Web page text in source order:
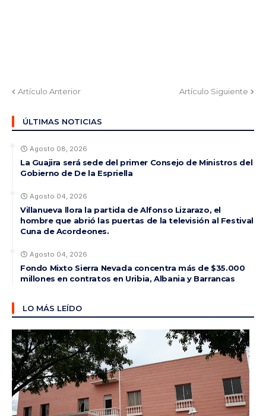
Artículo Anterior Artículo Siguiente
ÚLTIMAS NOTICIAS
Agosto 08, 2026
La Guajira será sede del primer Consejo de Ministros del
Gobierno de De la Espriella
Agosto 04, 2026
Villanueva llora la partida de Alfonso Lizarazo, el
hombre que abrió las puertas de la televisión al Festival
Cuna de Acordeones.
Agosto 04, 2026
Fondo Mixto Sierra Nevada concentra más de $35.000
millones en contratos en Uribia, Albania y Barrancas
LO MÁS LEÍDO